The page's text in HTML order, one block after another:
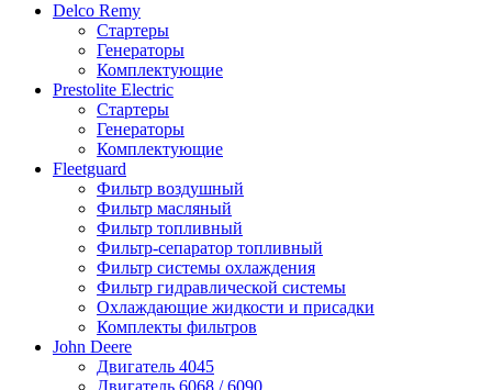
Delco Remy
Стартеры
Генераторы
Комплектующие
Prestolite Electric
Стартеры
Генераторы
Комплектующие
Fleetguard
Фильтр воздушный
Фильтр масляный
Фильтр топливный
Фильтр-сепаратор топливный
Фильтр системы охлаждения
Фильтр гидравлической системы
Охлаждающие жидкости и присадки
Комплекты фильтров
John Deere
Двигатель 4045
Двигатель 6068 / 6090